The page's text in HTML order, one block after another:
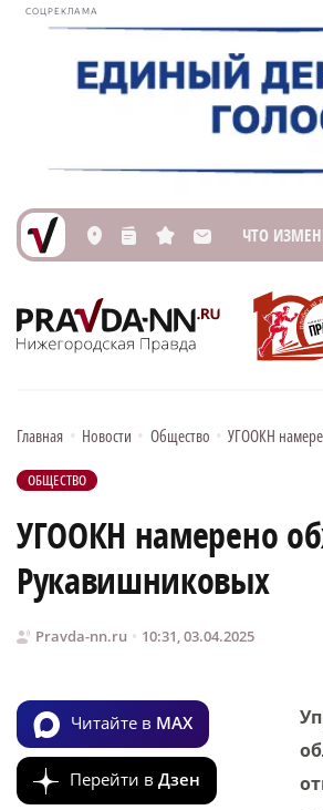
СОЦРЕКЛАМА
L n s M ЧТО
Главная • Новости • Общество • УГООКН
ОБЩЕСТВО
УГООКН намерено
Рукавишниковых
Pravda-nn.ru 10:31, 03.04.2025
Читайте в MAX
Перейти в Дзен